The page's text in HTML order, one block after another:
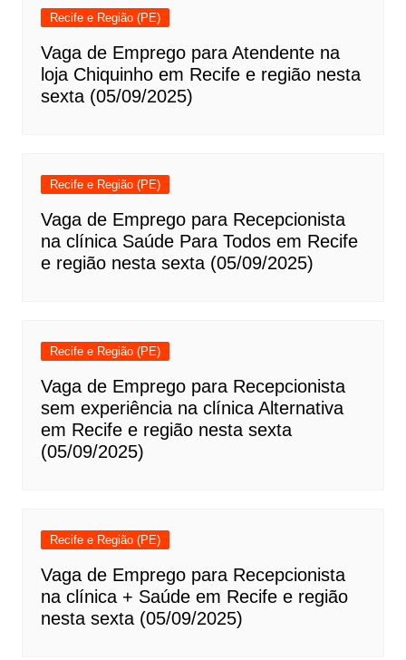
Recife e Região (PE)
Vaga de Emprego para Atendente na
loja Chiquinho em Recife e região nesta
sexta (05/09/2025)
Recife e Região (PE)
Vaga de Emprego para Recepcionista
na clínica Saúde Para Todos em Recife
e região nesta sexta (05/09/2025)
Recife e Região (PE)
Vaga de Emprego para Recepcionista
sem experiência na clínica Alternativa
em Recife e região nesta sexta
(05/09/2025)
Recife e Região (PE)
Vaga de Emprego para Recepcionista
na clínica + Saúde em Recife e região
nesta sexta (05/09/2025)